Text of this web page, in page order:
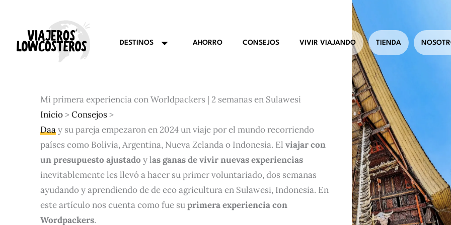
contenido
DESTINOS AHORRO CONSEJOS VIVIR VIAJANDO TIENDA
Mi primera experiencia con Worldpackers | 2 semanas en Sulawesi
Inicio>Consejos>
Daay su pareja empezaron en 2024 un viaje por el mundo recorriendo
países como Bolivia, Argentina, Nueva Zelanda o Indonesia. El viajar con
un presupuesto ajustado y las ganas de vivir nuevas experiencias
inevitablemente les llevó a hacer su primer voluntariado, dos semanas
ayudando y aprendiendo de de eco agricultura en Sulawesi, Indonesia. En
este artículo nos cuenta como fue suprimera experiencia con
Wordpackers.